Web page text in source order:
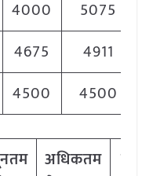
4000
5075
4675
4911
4500 4500
अधिकतम